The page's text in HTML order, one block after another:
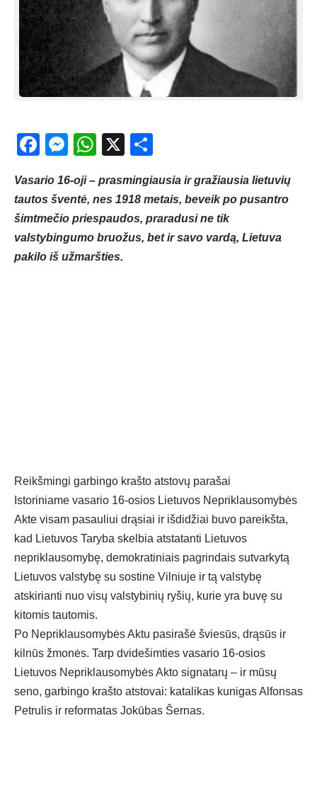
Facebook
Messenger
WhatsApp
X
Vasario 16-oji – prasmingiausia ir gražiausia lietuvių
tautos šventė, nes 1918 metais, beveik po pusantro
šimtmečio priespaudos, praradusi ne tik
valstybingumo bruožus, bet ir savo vardą, Lietuva
pakilo iš užmaršties.
Reikšmingi garbingo krašto atstovų parašai
Istoriniame vasario 16-osios Lietuvos Nepriklausomybės
Akte visam pasauliui drąsiai ir išdidžiai buvo pareikšta,
kad Lietuvos Taryba skelbia atstatanti Lietuvos
nepriklausomybę, demokratiniais pagrindais sutvarkytą
Lietuvos valstybę su sostine Vilniuje ir tą valstybę
atskirianti nuo visų valstybinių ryšių, kurie yra buvę su
kitomis tautomis.
Po Nepriklausomybės Aktu pasirašė šviesūs, drąsūs ir
kilnūs žmonės. Tarp dvidešimties vasario 16-osios
Lietuvos Nepriklausomybės Akto signatarų – ir mūsų
seno, garbingo krašto atstovai: katalikas kunigas Alfonsas
Petrulis ir reformatas Jokūbas Šernas.